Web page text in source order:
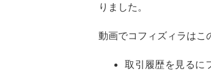
りました。
動画でコフィズィラはこ
取引履歴を見るに